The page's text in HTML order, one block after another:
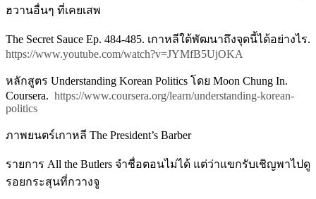
ฮวานอื่นๆ ที่เคยเสพ
The Secret Sauce Ep. 484-485. เกาหลีใต้พัฒนาถึงจุดนี้ได้อย่างไร.
https://www.youtube.com/watch?v=JYMfB5UjOKA
หลักสูตร Understanding Korean Politics โดย Moon Chung In.
Coursera. https://www.coursera.org/learn/understanding-korean-
politics
ภาพยนตร์เกาหลี The President’s Barber
รายการ All the Butlers จำชื่อตอนไม่ได้ แต่ว่าแขกรับเชิญพาไปดู
รอยกระสุนที่กวางจู